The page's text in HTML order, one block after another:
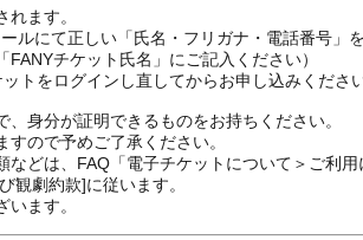
ます。
ルにて正しい「氏名・フリガナ・電話番号」
チケット氏名」にご記入ください）
トをログインし直してからお申し込みくださ
身分が証明できるものをお持ちください。
ので予めご了承ください。
どは、FAQ「電子チケットについて＞ご利用
観劇約款]に従います。
ます。